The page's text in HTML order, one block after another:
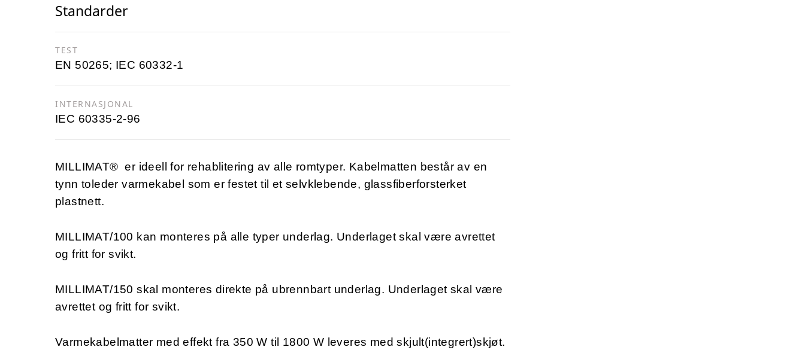
Standarder
TEST
EN 50265; IEC 60332-1
INTERNASJONAL
IEC 60335-2-96
MILLIMAT® er ideell for rehablitering av alle romtyper. Kabelmatten består av en
tynn toleder varmekabel som er festet til et selvklebende, glassfiberforsterket
plastnett.
MILLIMAT/100 kan monteres på alle typer underlag. Underlaget skal være avrettet
og fritt for svikt.
MILLIMAT/150 skal monteres direkte på ubrennbart underlag. Underlaget skal være
avrettet og fritt for svikt.
Varmekabelmatter med effekt fra 350 W til 1800 W leveres med skjult(integrert)skjøt.